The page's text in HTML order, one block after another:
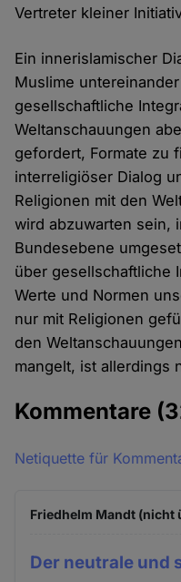
Vertreter kleiner
Ein innerislamischer
Muslime
gesellschaftliche
Weltanschauungen
gefordert, Formate zu
interreligiöser Dialog
Religionen mit den
wird abzuwarten sein,
Bundesebene
über gesellschaftliche
Werte und Normen
nur mit Religionen
den
mangelt, ist allerdings
Kommentare
Netiquette für
Friedhelm Mandt (nicht
Der neutrale und